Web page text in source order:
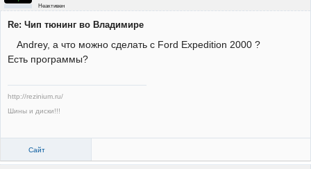
Неактивен
Re: Чип тюнинг во Владимире
Andrey, а что можно сделать с Ford Expedition 2000 ?
Есть программы?
http://rezinium.ru/
Шины и диски!!!
Сайт